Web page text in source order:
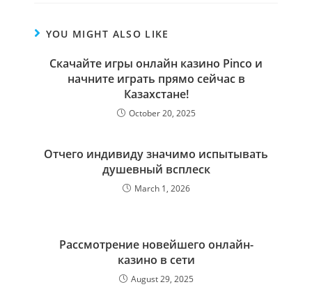
YOU MIGHT ALSO LIKE
Скачайте игры онлайн казино Pinco и
начните играть прямо сейчас в
Казахстане!
October 20, 2025
Отчего индивиду значимо испытывать
душевный всплеск
March 1, 2026
Рассмотрение новейшего онлайн-
казино в сети
August 29, 2025